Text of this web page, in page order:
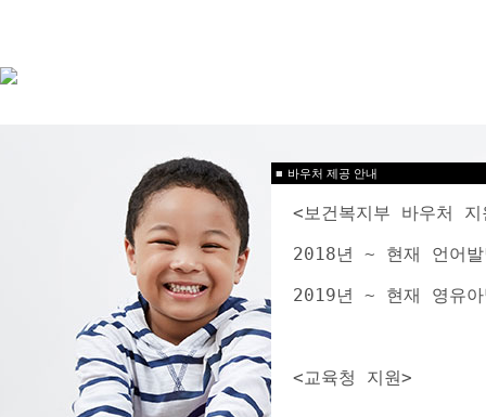
■ 바우처 제공 안내
<보건복지부 바우처 지
2018년 ~ 현재 언어발
2019년 ~ 현재 영유아
<교육청 지원>